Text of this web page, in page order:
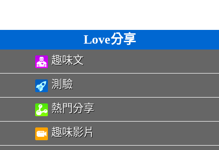
Love分享
趣味文
測驗
熱門分享
趣味影片